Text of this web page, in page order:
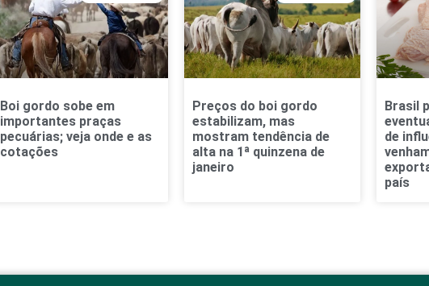
Boi gordo sobe em
importantes praças
pecuárias; veja onde e as
cotações
Preços do boi gordo
estabilizam, mas
mostram tendência de
alta na 1ª quinzena de
janeiro
Brasil
de
país